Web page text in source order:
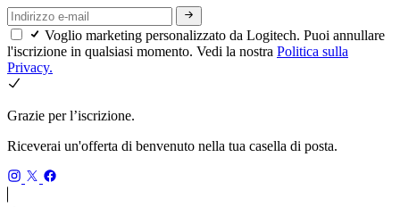
Voglio marketing personalizzato da Logitech. Puoi annullare
l'iscrizione in qualsiasi momento. Vedi la nostra Politica sulla
Privacy.
Grazie per l’iscrizione.
Riceverai un'offerta di benvenuto nella tua casella di posta.